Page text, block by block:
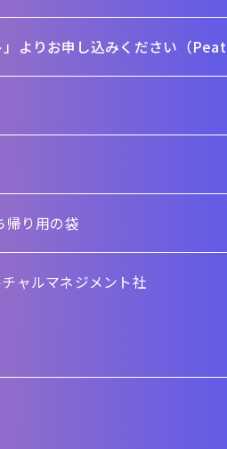
よりお申し込みください（
帰り用の袋
ャルマネジメント社